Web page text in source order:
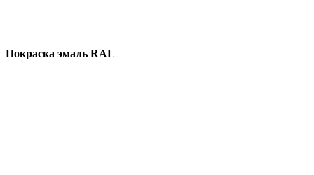
Покраска эмаль RAL